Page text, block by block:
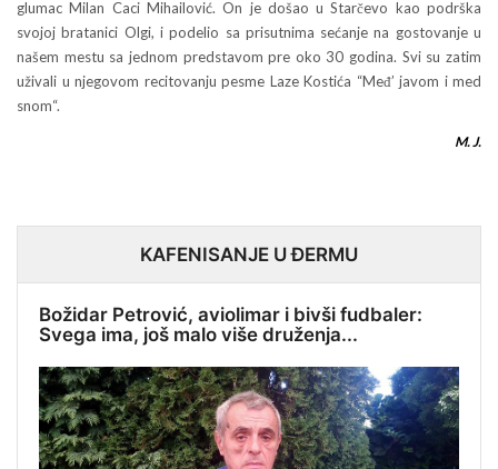
glumac Milan Caci Mihailović. On je došao u Starčevo kao podrška
svojoj bratanici Olgi, i podelio sa prisutnima sećanje na gostovanje u
našem mestu sa jednom predstavom pre oko 30 godina. Svi su zatim
uživali u njegovom recitovanju pesme Laze Kostića “Međ’ javom i med
snom“.
M. J.
KAFENISANJE U ĐERMU
Božidar Petrović, aviolimar i bivši fudbaler:
Svega ima, još malo više druženja...